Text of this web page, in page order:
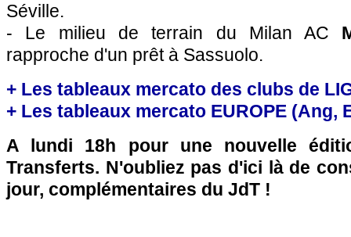
Séville.
- Le milieu de terrain du Milan AC
rapproche d'un prêt à Sassuolo.
+ Les tableaux mercato des clubs de
+ Les tableaux mercato EUROPE (Ang,
A lundi 18h pour une nouvelle
Transferts. N'oubliez pas d'ici là de
jour, complémentaires du JdT !